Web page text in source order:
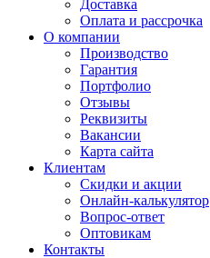
Доставка
Оплата и рассрочка
О компании
Производство
Гарантия
Портфолио
Отзывы
Реквизиты
Вакансии
Карта сайта
Клиентам
Скидки и акции
Онлайн-калькулятор
Вопрос-ответ
Оптовикам
Контакты